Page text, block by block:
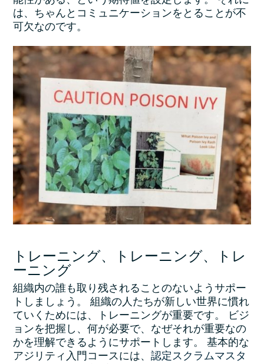
は、ちゃんとコミュニケーションをとることが不
可欠なのです。
トレーニング、トレーニング、トレ
ーニング
組織内の誰も取り残されることのないようサポー
トしましょう。 組織の人たちが新しい世界に慣れ
ていくためには、トレーニングが重要です。 ビジ
ョンを把握し、何が必要で、なぜそれが重要なの
かを理解できるようにサポートします。 基本的な
アジリティ入門コースには、認定スクラムマスタ